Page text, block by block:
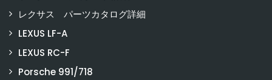
レクサス パーツカタログ詳細
LEXUS LF-A
LEXUS RC-F
Porsche 991/718